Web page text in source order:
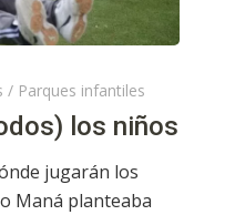
/ Parques infantiles
los niños
jugarán los
Maná planteaba